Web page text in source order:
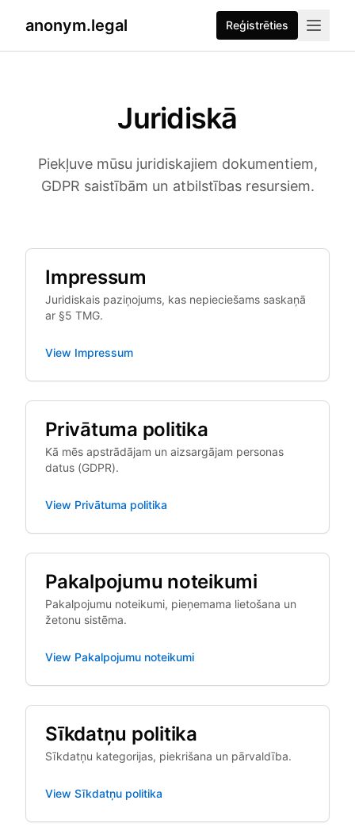
anonym.legal Reģistrēties
Juridiskā
Piekļuve mūsu juridiskajiem dokumentiem,
GDPR saistībām un atbilstības resursiem.
Impressum
Juridiskais paziņojums, kas nepieciešams saskaņā
ar §5 TMG.
View Impressum
Privātuma politika
Kā mēs apstrādājam un aizsargājam personas
datus (GDPR).
View Privātuma politika
Pakalpojumu noteikumi
Pakalpojumu noteikumi, pieņemama lietošana un
žetonu sistēma.
View Pakalpojumu noteikumi
Sīkdatņu politika
Sīkdatņu kategorijas, piekrišana un pārvaldība.
View Sīkdatņu politika